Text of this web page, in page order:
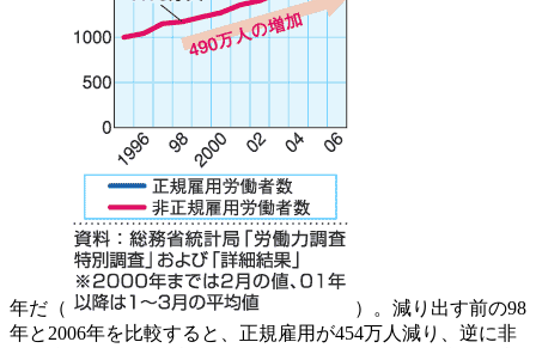
年だ（
）。減り出す前の98
年と2006年を比較すると、正規雇用が454万人減り、逆に非